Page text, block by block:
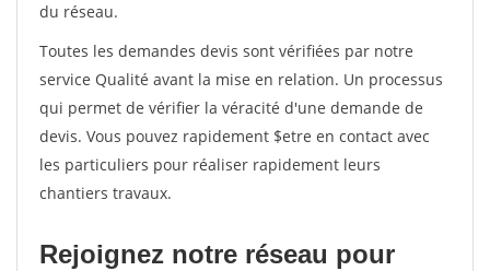
du réseau.
Toutes les demandes devis sont vérifiées par notre
service Qualité avant la mise en relation. Un processus
qui permet de vérifier la véracité d'une demande de
devis. Vous pouvez rapidement $etre en contact avec
les particuliers pour réaliser rapidement leurs
chantiers travaux.
Rejoignez notre réseau pour